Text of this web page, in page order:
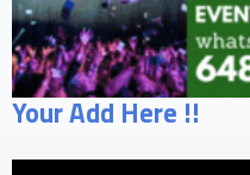
Your Add Here !!